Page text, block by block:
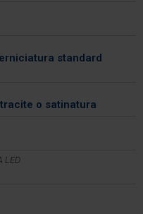
standard
o satinatura
LED